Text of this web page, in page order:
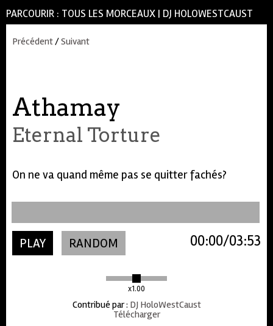
PARCOURIR : TOUS LES MORCEAUX | DJ HOLOWESTCAUST
Précédent/Suivant
Athamay
Eternal Torture
On ne va quand même pas se quitter fachés?
PLAY RANDOM
x1.00
03:53
00:00
Contribué par: DJ HoloWestCaust
Télécharger